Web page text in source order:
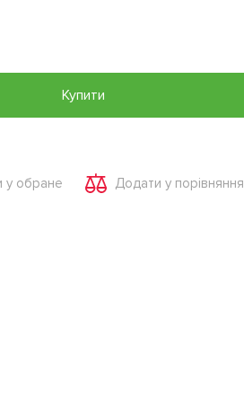
Купити
у обране Додати у порівняння